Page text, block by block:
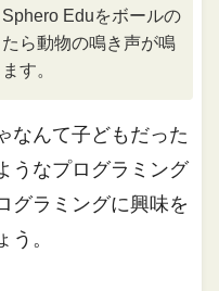
Eduをボールの
ら動物の鳴き声が鳴
す。
なんて子どもだった
うなプログラミング
グラミングに興味を
。